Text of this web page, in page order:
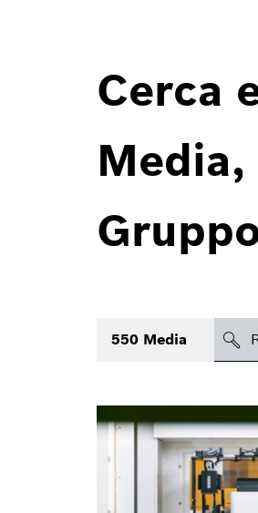
Cerca
550 Media
Argomento(2)
Regione